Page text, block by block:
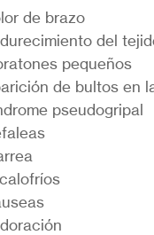
de brazo
del
pequeños
de bultos en
pseudogripal